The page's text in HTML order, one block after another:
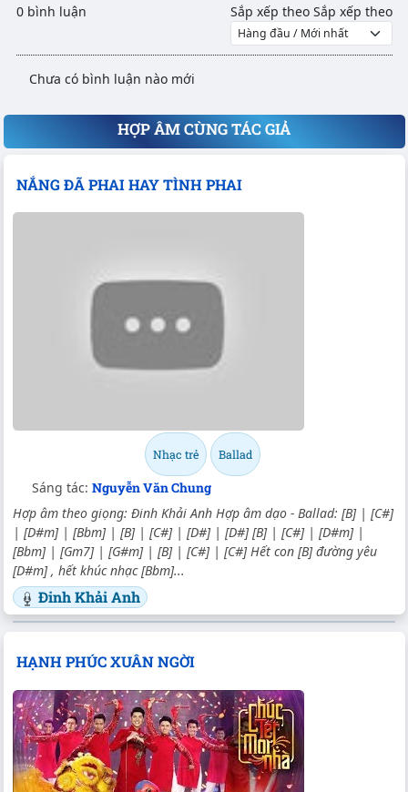
0 bình luận Sắp xếp theo Sắp xếp theo
Chưa có bình luận nào mới
HỢP ÂM CÙNG TÁC GIẢ
NẮNG ĐÃ PHAI HAY TÌNH PHAI
Nhạc trẻ Ballad
Sáng tác: Nguyễn Văn Chung
Hợp âm theo giọng: Đinh Khải Anh Hợp âm dạo - Ballad: [B] | [C#]
| [D#m] | [Bbm] | [B] | [C#] | [D#] | [D#] [B] | [C#] | [D#m] |
[Bbm] | [Gm7] | [G#m] | [B] | [C#] | [C#] Hết con [B] đường уêu
[D#m] , hết khúc nhạc [Bbm]...
Đinh Khải Anh
HẠNH PHÚC XUÂN NGỜI